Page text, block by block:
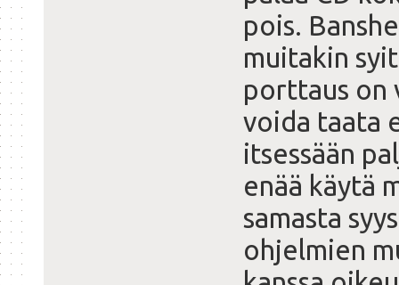
pois.
muitakin
porttaus on
voida taata
itsessään
enää käytä
samasta
ohjelmien